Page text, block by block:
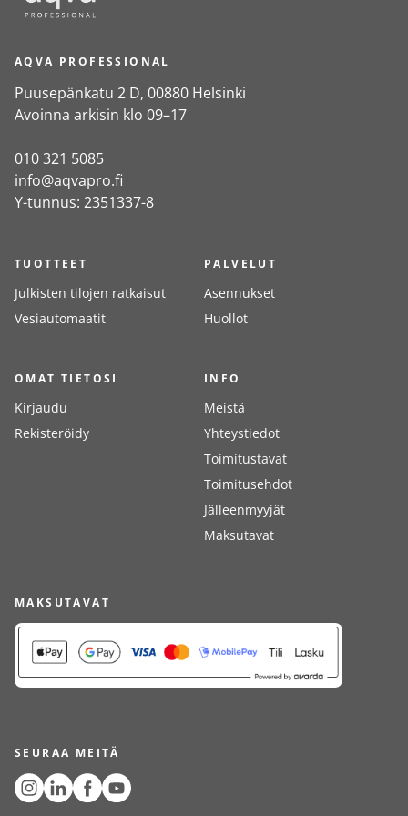
AQVA PROFESSIONAL
Puusepänkatu 2 D, 00880 Helsinki
Avoinna arkisin klo 09–17
010 321 5085
info@aqvapro.fi
Y-tunnus: 2351337-8
TUOTTEET
Julkisten tilojen ratkaisut
Vesiautomaatit
PALVELUT
Asennukset
Huollot
OMAT TIETOSI
Kirjaudu
Rekisteröidy
INFO
Meistä
Yhteystiedot
Toimitustavat
Toimitusehdot
Jälleenmyyjät
Maksutavat
MAKSUTAVAT
SEURAA MEITÄ